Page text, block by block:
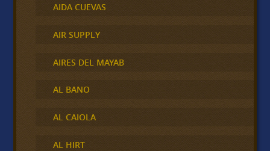
AIDA CUEVAS
AIR SUPPLY
AIRES DEL MAYAB
AL BANO
AL CAIOLA
AL HIRT